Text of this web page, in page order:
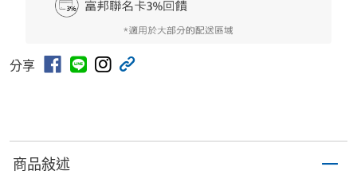
分享
商品敍述